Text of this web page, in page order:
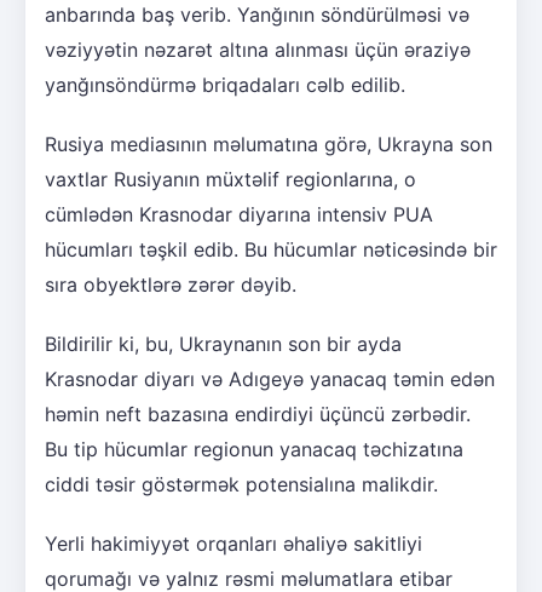
anbarında baş verib. Yanğının söndürülməsi və
vəziyyətin nəzarət altına alınması üçün əraziyə
yanğınsöndürmə briqadaları cəlb edilib.
Rusiya mediasının məlumatına görə, Ukrayna son
vaxtlar Rusiyanın müxtəlif regionlarına, o
cümlədən Krasnodar diyarına intensiv PUA
hücumları təşkil edib. Bu hücumlar nəticəsində bir
sıra obyektlərə zərər dəyib.
Bildirilir ki, bu, Ukraynanın son bir ayda
Krasnodar diyarı və Adıgeyə yanacaq təmin edən
həmin neft bazasına endirdiyi üçüncü zərbədir.
Bu tip hücumlar regionun yanacaq təchizatına
ciddi təsir göstərmək potensialına malikdir.
Yerli hakimiyyət orqanları əhaliyə sakitliyi
qorumağı və yalnız rəsmi məlumatlara etibar